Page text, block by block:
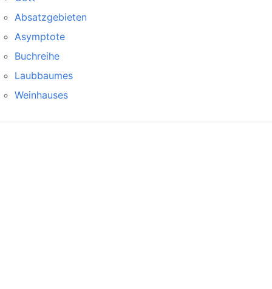
Absatzgebieten
Asymptote
Buchreihe
Laubbaumes
Weinhauses